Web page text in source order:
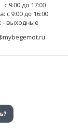
9:00 до 17:00
9:00 до 16:00
выходные